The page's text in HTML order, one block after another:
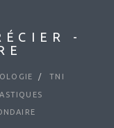
-
TNI